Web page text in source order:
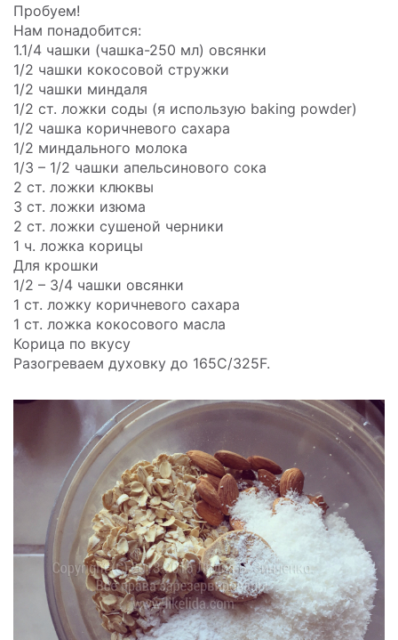
Пробуем!
Нам понадобится:
1.1/4 чашки (чашка-250 мл) овсянки
1/2 чашки кокосовой стружки
1/2 чашки миндаля
1/2 ст. ложки соды (я использую baking powder)
1/2 чашка коричневого сахара
1/2 миндального молока
1/3 – 1/2 чашки апельсинового сока
2 ст. ложки клюквы
3 ст. ложки изюма
2 ст. ложки сушеной черники
1 ч. ложка корицы
Для крошки
1/2 – 3/4 чашки овсянки
1 ст. ложку коричневого сахара
1 ст. ложка кокосового масла
Корица по вкусу
Разогреваем духовку до 165C/325F.